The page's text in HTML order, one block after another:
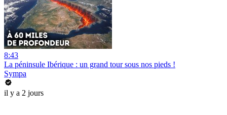
8:43
La péninsule Ibérique : un grand tour sous nos pieds !
Sympa
il y a 2 jours